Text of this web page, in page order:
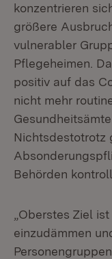
konzentrieren
größere
vulnerabler
Pflegeheimen.
positiv auf das
nicht mehr
Nichtsdestotrotz
Behörden
„Oberstes Ziel
einzudämmen